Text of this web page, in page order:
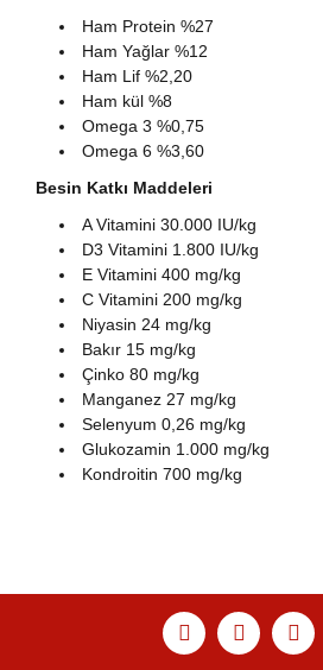
Ham Protein %27
Ham Yağlar %12
Ham Lif %2,20
Ham kül %8
Omega 3 %0,75
Omega 6 %3,60
Besin Katkı Maddeleri
A Vitamini 30.000 IU/kg
D3 Vitamini 1.800 IU/kg
E Vitamini 400 mg/kg
C Vitamini 200 mg/kg
Niyasin 24 mg/kg
Bakır 15 mg/kg
Çinko 80 mg/kg
Manganez 27 mg/kg
Selenyum 0,26 mg/kg
Glukozamin 1.000 mg/kg
Kondroitin 700 mg/kg
Yorum Yaz
Soru Sor
formunu kullanarak tarafımıza
Görüş ve önerileriniz için teşekkür
Deneyimini Paylaş